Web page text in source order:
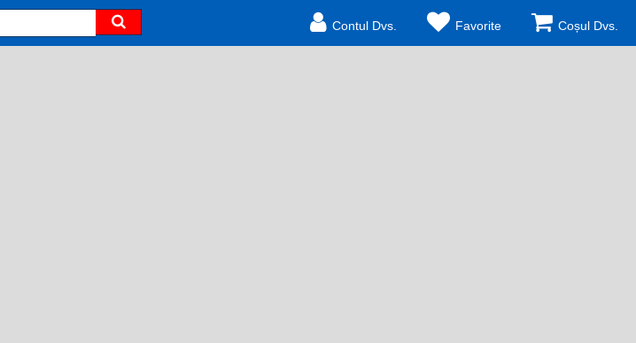
Contul Dvs. Favorite Coșul Dvs.